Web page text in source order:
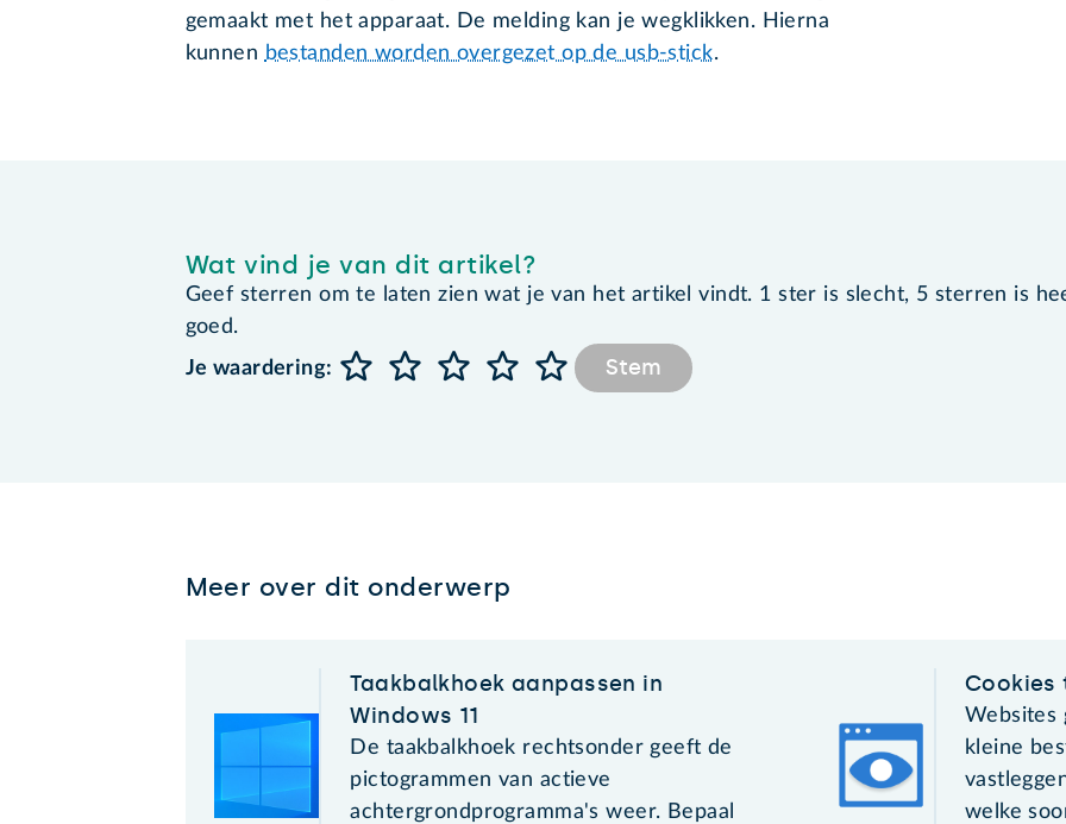
gemaakt met het apparaat. De melding kan je wegklikken. Hierna
kunnen bestanden worden overgezet op de usb-stick.
Wat vind je van dit artikel?
Geef sterren om te laten zien wat je van het artikel vindt. 1 ster is slecht, 5 sterren is
goed.
Je waardering:
Stem
Meer over dit onderwerp
Taakbalkhoek aanpassen in
Windows 11
De taakbalkhoek rechtsonder geeft de
pictogrammen van actieve
achtergrondprogramma's weer. Bepaal
Cookies
Websites
kleine
welke